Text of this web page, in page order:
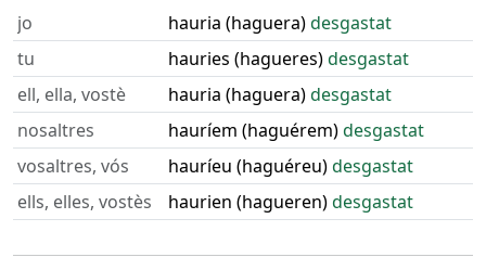
jo hauria (haguera)desgastat
tu
hauries (hagueres)desgastat
ell, ella, vostè
hauria (haguera)desgastat
nosaltres
hauríem (haguérem)desgastat
vosaltres, vós
hauríeu (haguéreu)desgastat
ells, elles, vostès
haurien (hagueren)desgastat